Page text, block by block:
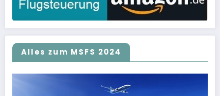
Alles zum MSFS 2024